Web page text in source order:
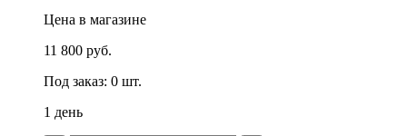
Цена в магазине
11 800 руб.
Под заказ: 0 шт.
1 день